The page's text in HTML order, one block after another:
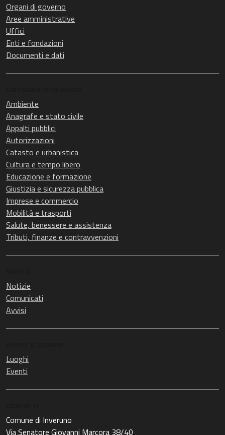
Organi di governo
Aree amministrative
Uffici
Enti e fondazioni
Documenti e dati
Ambiente
Anagrafe e stato civile
Appalti pubblici
Autorizzazioni
Catasto e urbanistica
Cultura e tempo libero
Educazione e formazione
Giustizia e sicurezza pubblica
Imprese e commercio
Mobilità e trasporti
Salute, benessere e assistenza
Tributi, finanze e contravvenzioni
Notizie
Comunicati
Avvisi
Luoghi
Eventi
Comune di Inveruno
Via Senatore Giovanni Marcora 38/40